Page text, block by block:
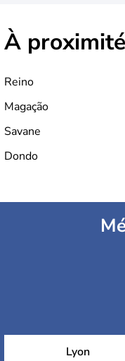
À
Reino
Magação
Savane
Dondo
Lyon